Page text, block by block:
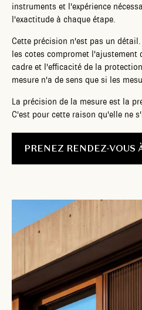
instruments et l'expérience
l'exactitude à chaque étape.
Cette précision n'est pas un
les cotes compromet
cadre et l'efficacité de la
mesure n'a de sens que si les
La précision de la mesure est la
C'est pour cette raison qu'elle ne
PRENEZ RENDEZ-VOUS